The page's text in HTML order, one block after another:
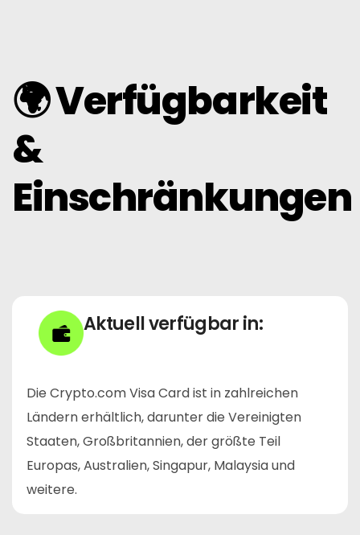
🌍 Verfügbarkeit
&
Einschränkungen
Aktuell verfügbar in:
Die Crypto.com Visa Card ist in zahlreichen
Ländern erhältlich, darunter die Vereinigten
Staaten, Großbritannien, der größte Teil
Europas, Australien, Singapur, Malaysia und
weitere.